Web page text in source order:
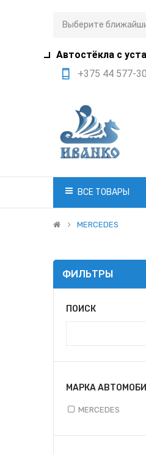
Выберите
Автостёкла с
+375 44 577-
+375 29 705-
+375 17 397-
office@ivanko.by
Минск,
Вс. 8:30 - 18:00
ВСЕ ТОВАРЫ
MERCEDES
ФИЛЬТРЫ
ПОИСК
МАРКА
MERCEDES